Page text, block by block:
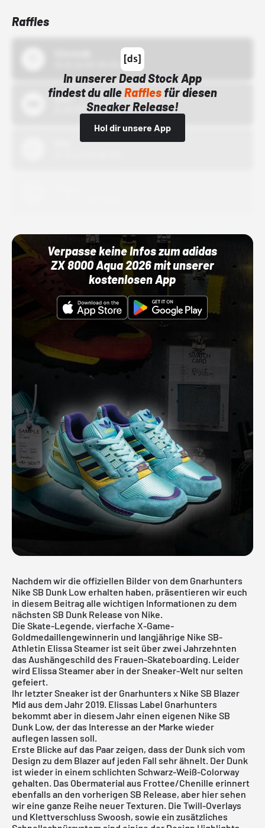
Raffles
In unserer Dead Stock App
findest du alleRafflesfür diesen
Sneaker Release!
Hol dir unsere App
Bstn
01.10.22 00:00 Uhr
Verpasse keine Infos zum adidas
ZX 8000 Aqua 2026 mit unserer
kostenlosen App
Nachdem wir die offiziellen Bilder von dem Gnarhunters
Nike SB Dunk Low erhalten haben, präsentieren wir euch
in diesem Beitrag alle wichtigen Informationen zu dem
nächsten SB Dunk Release von Nike.
Die Skate-Legende, vierfache X-Game-
Goldmedaillengewinnerin und langjährige Nike SB-
Athletin Elissa Steamer ist seit über zwei Jahrzehnten
das Aushängeschild des Frauen-Skateboarding. Leider
wird Elissa Steamer aber in der Sneaker-Welt nur selten
gefeiert.
Ihr letzter Sneaker ist der Gnarhunters x Nike SB Blazer
Mid aus dem Jahr 2019. Elissas Label Gnarhunters
bekommt aber in diesem Jahr einen eigenen Nike SB
Dunk Low, der das Interesse an der Marke wieder
auflegen lassen soll.
Erste Blicke auf das Paar zeigen, dass der Dunk sich vom
Design zu dem Blazer auf jeden Fall sehr ähnelt. Der Dunk
ist wieder in einem schlichten Schwarz-Weiß-Colorway
gehalten. Das Obermaterial aus Frottee/Chenille erinnert
ebenfalls an den vorherigen SB Release, aber hier sehen
wir eine ganze Reihe neuer Texturen. Die Twill-Overlays
und Klettverschluss Swoosh, sowie ein zusätzliches